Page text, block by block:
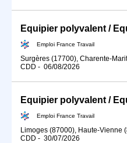
Emploi France Travail
Surgères (17700), Charente-
CDD - 06/08/2026
Emploi France Travail
Limoges (87000), Haute-Vienne
CDD - 30/07/2026